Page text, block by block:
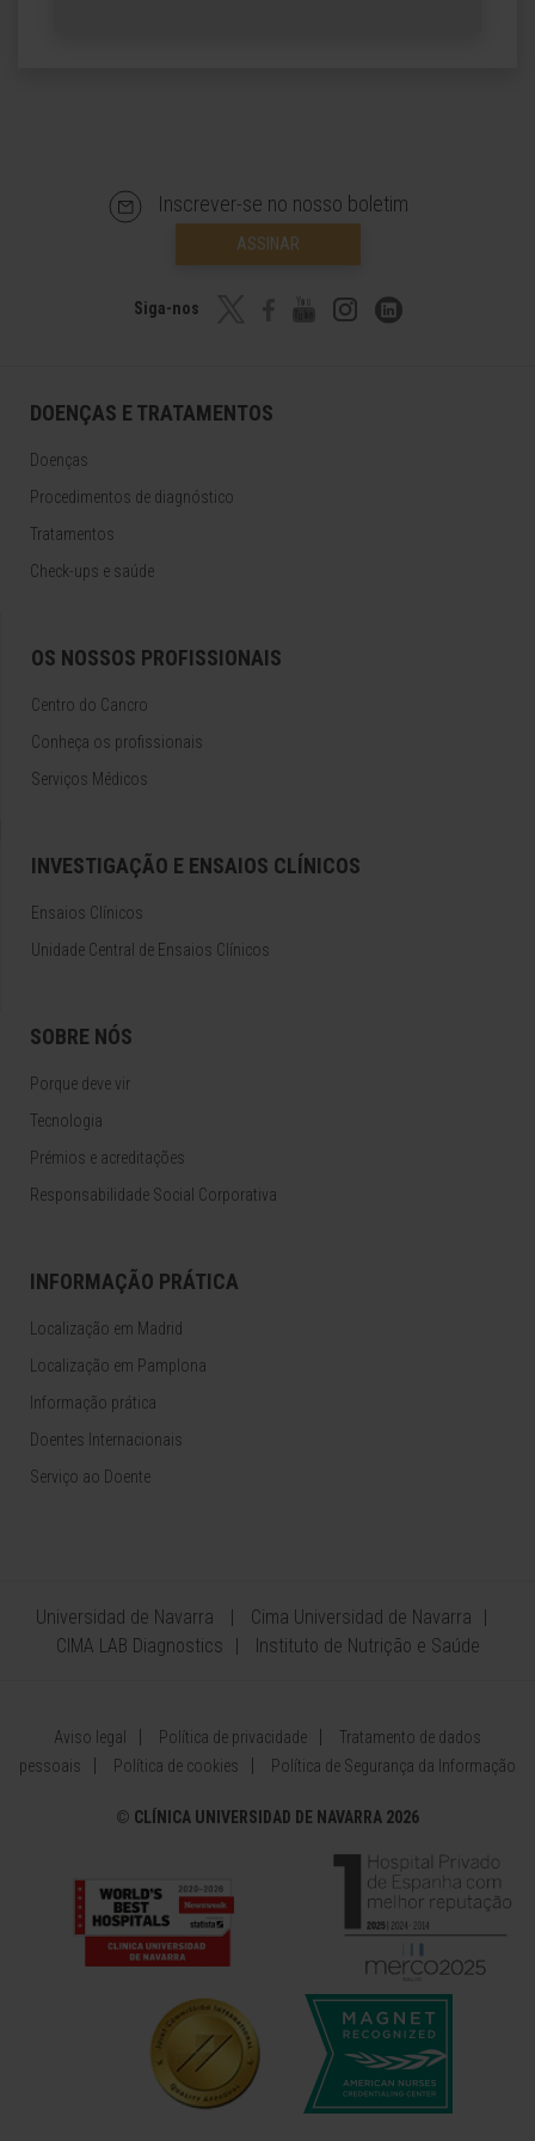
Inscrever-se no nosso boletim
ASSINAR
Siga-nos
DOENÇAS E TRATAMENTOS
Doenças
Procedimentos de diagnóstico
Tratamentos
Check-ups e saúde
OS NOSSOS PROFISSIONAIS
Centro do Cancro
Conheça os profissionais
Serviços Médicos
INVESTIGAÇÃO E ENSAIOS CLÍNICOS
Ensaios Clínicos
Unidade Central de Ensaios Clínicos
SOBRE NÓS
Porque deve vir
Tecnologia
Prémios e acreditações
Responsabilidade Social Corporativa
INFORMAÇÃO PRÁTICA
Localização em Madrid
Localização em Pamplona
Informação prática
Doentes Internacionais
Serviço ao Doente
Universidad de Navarra
Cima Universidad de Navarra
CIMA LAB Diagnostics
Instituto de Nutrição e Saúde
Aviso legal Política de privacidade
Tratamento de dados
pessoais
Política de cookies Política de Segurança da Informação
© CLÍNICA UNIVERSIDAD DE NAVARRA 2026